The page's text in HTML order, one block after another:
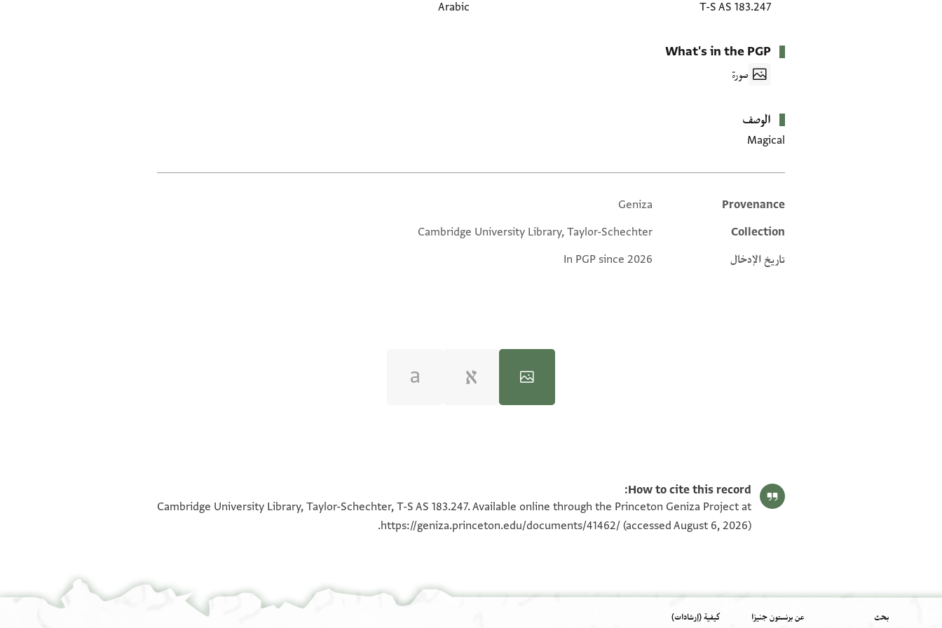
T-S AS 183.247
Arabic
What's in the PGP
صورة
الوصف
Magical
Additional metadata
Provenance
Geniza
Collection
Cambridge University Library, Taylor-Schechter
تاريخ الإدخال
In PGP since 2026
100%
100%
How to cite this record:
Cambridge University Library, Taylor-Schechter, T-S AS 183.247. Available online through the Princeton Geniza Project at
https://geniza.princeton.edu/documents/41462/ (accessed August 6, 2026).
بحث عن برنستون جنيزا كيفية (إرشادات)